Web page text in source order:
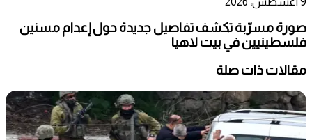
صورة مسرّبة تكشف تفاصيل جديدة حول إعدام مسنين
فلسطينيين في بيت لاهيا
مقالات ذات صلة